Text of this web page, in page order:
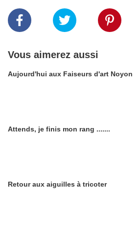
Vous aimerez aussi
Aujourd'hui aux Faiseurs d'art Noyon
Attends, je finis mon rang .......
Retour aux aiguilles à tricoter